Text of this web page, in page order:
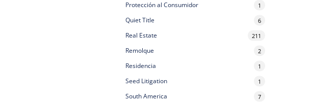
Protección al Consumidor 1
Quiet Title 6
Real Estate 211
Remolque 2
Residencia 1
Seed Litigation 1
South America 7